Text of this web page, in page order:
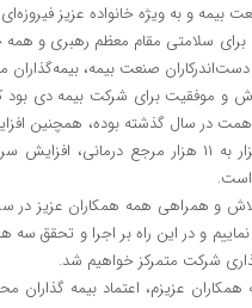
بیمه و به ویژه خانواده عزیز
برای سلامتی مقام معظم رهبری و
صنعت بیمه،
با مراجع درمانی از ۸ هزار به ۱۱
شرکت متمرکز خواهیم شد.
همکاران عزیزم، اعتماد بیمه